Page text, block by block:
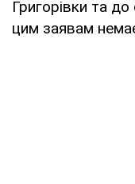
Григорівки та до
цим заявам